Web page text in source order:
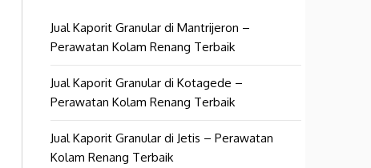
Jual Kaporit Granular di Mantrijeron –
Perawatan Kolam Renang Terbaik
Jual Kaporit Granular di Kotagede –
Perawatan Kolam Renang Terbaik
Jual Kaporit Granular di Jetis – Perawatan
Kolam Renang Terbaik